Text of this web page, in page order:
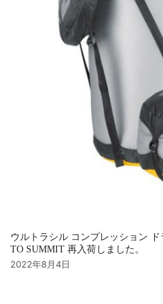
ウルトラシル コンプレッション
TO SUMMIT 再入荷しました。
2022年8月4日